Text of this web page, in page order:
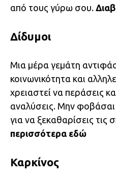
από τους γύρω σου.
Δίδυμοι
Μια μέρα γεμάτη
κοινωνικότητα και
χρειαστεί να περάσεις
αναλύσεις. Μην φοβάσαι
για να ξεκαθαρίσεις τις
περισσότερα εδώ
Καρκίνος